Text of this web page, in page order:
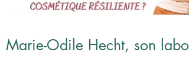
Marie-Odile Hecht, son